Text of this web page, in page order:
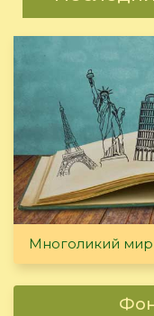
Многоликий мир